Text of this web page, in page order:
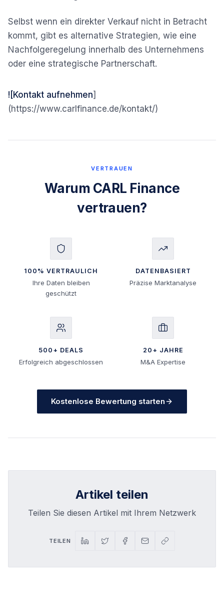
Selbst wenn ein direkter Verkauf nicht in Betracht
kommt, gibt es alternative Strategien, wie eine
Nachfolgeregelung innerhalb des Unternehmens
oder eine strategische Partnerschaft.
![Kontakt aufnehmen]
(https://www.carlfinance.de/kontakt/)
VERTRAUEN
Warum CARL Finance
vertrauen?
100% VERTRAULICH
Ihre Daten bleiben
geschützt
DATENBASIERT
Präzise Marktanalyse
500+ DEALS
Erfolgreich abgeschlossen
20+ JAHRE
M&A Expertise
Kostenlose Bewertung starten
Artikel teilen
Teilen Sie diesen Artikel mit Ihrem Netzwerk
TEILEN